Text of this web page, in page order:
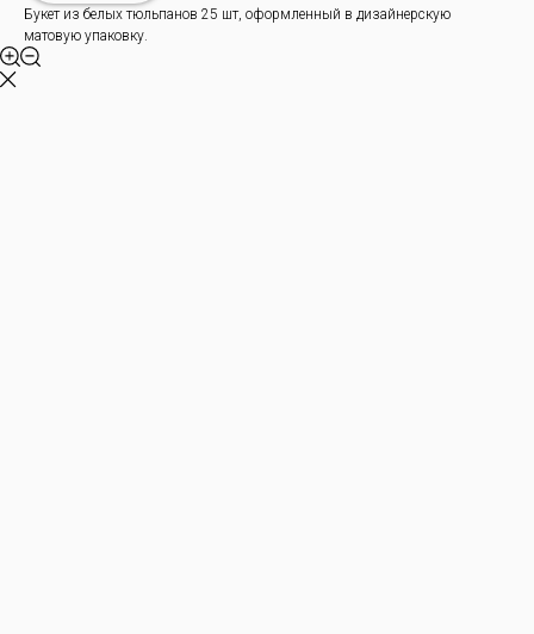
Букет из белых тюльпанов 25 шт, оформленный в дизайнерскую
матовую упаковку.